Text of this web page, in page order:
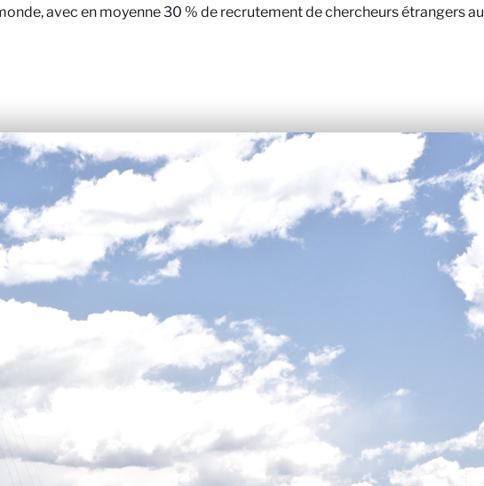
avec en moyenne 30 % de recrutement de chercheurs étrangers au